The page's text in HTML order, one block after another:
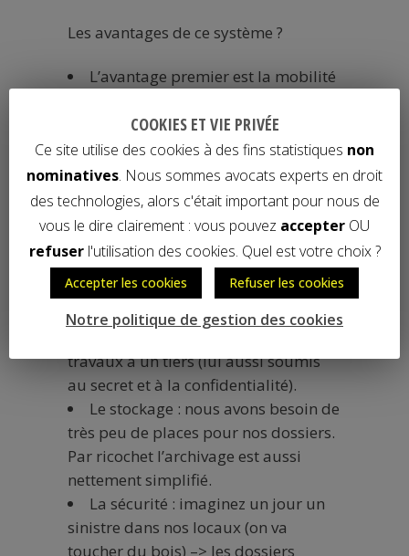
Les avantages de ce système ?
L’avantage premier est la mobilité
maison, d’un espace de coworking, de
chez les clients… tous les dossiers
sont accessibles en quelques clics !
Un gain de temps : pas besoin
d’imprimer, de classer…
Un gain financier : nous avons des
coûts de reprographie très réduits,
nous avons surtout besoin d’un bon
scan. Et lorsque le volume à scanner
travaux à un tiers (lui aussi soumis
au secret et à la confidentialité).
Le stockage : nous avons besoin de
très peu de places pour nos dossiers.
Par ricochet l’archivage est aussi
nettement simplifié.
La sécurité : imaginez un jour un
sinistre dans nos locaux (on va
toucher du bois) –> les dossiers
COOKIES ET VIE PRIVÉE
Ce site utilise des cookies à des fins statistiques non
nominatives. Nous sommes avocats experts en droit
des technologies, alors c'était important pour nous de
vous le dire clairement : vous pouvez accepter OU
refuserl'utilisation des cookies. Quel est votre choix ?
Accepter les cookies Refuser les cookies
Notre politique de gestion des cookies